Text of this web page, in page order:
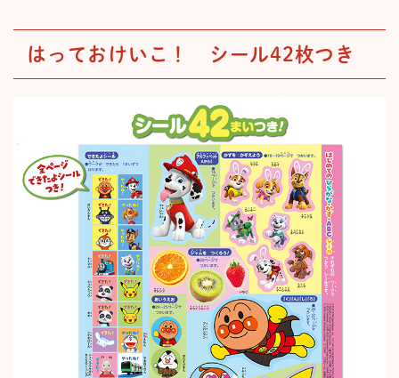
はっておけいこ！ シール42枚つき